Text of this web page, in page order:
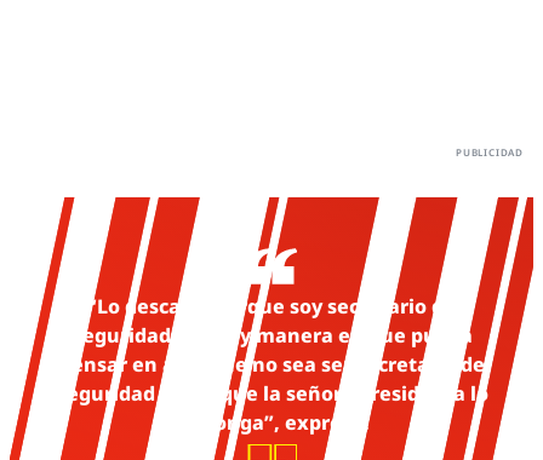
“Lo descarto porque soy secretario de
Seguridad. No hay manera en que pueda
pensar en algo que no sea ser secretario de
Seguridad hasta que la señora Presidenta lo
disponga”, expresó.